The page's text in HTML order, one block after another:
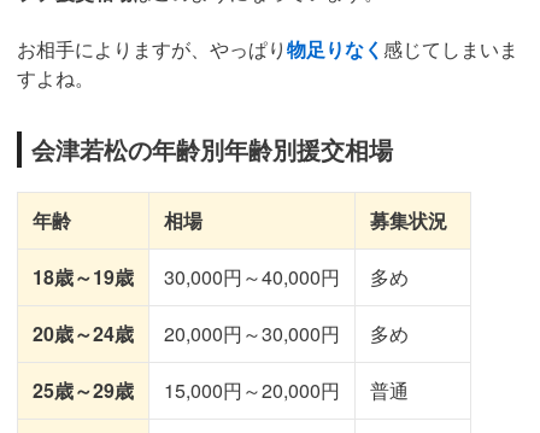
お相手によりますが、やっぱり物足りなく 感じてしまいま
すよね。
会津若松の年齢別年齢別援交相場
年齢 相場 募集状況
18歳～19歳 30,000円～40,000円 多め
20歳～24歳 20,000円～30,000円 多め
25歳～29歳 15,000円～20,000円 普通